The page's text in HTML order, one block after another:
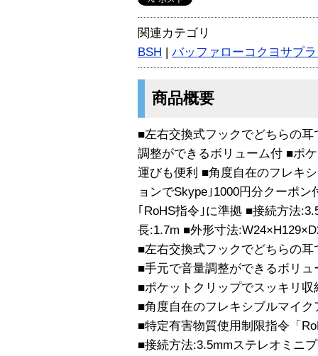
関連カテゴリ
BSH | バッファローコクヨサプ
商品概要
■左右交換式フックでどちらの
調整ができるボリューム付 ■ポ
運びも便利 ■角度自在のフレキ
ョンでSkype｣1000円分クーポ
｢RoHS指令｣に準拠 ■接続方法
長:1.7m ■外形寸法
■左右交換式フックでどちらの
■手元で音量調整ができるボリュ
■ポケットクリップでスッキリ
■角度自在のフレキシブルマイク
■特定有害物質使用制限指令「
■接続方法:3.5mmステレオミニ